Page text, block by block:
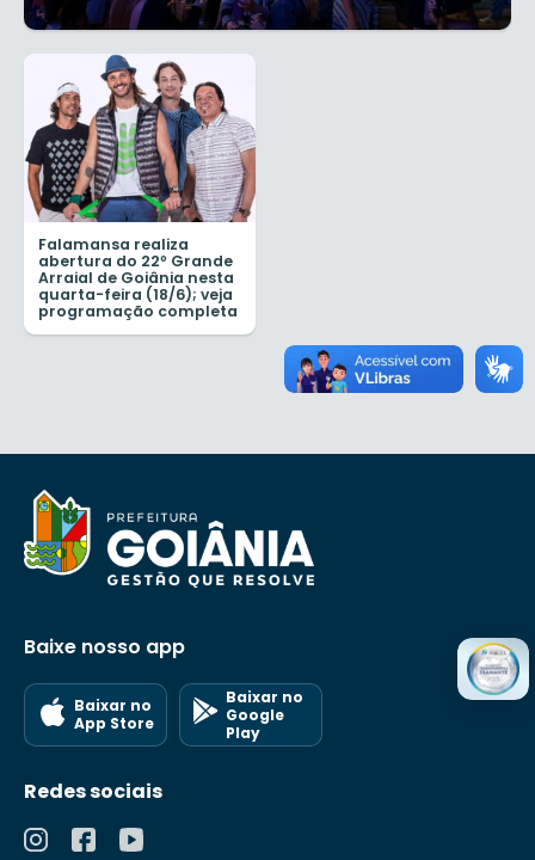
Falamansa realiza
abertura do 22º Grande
Arraial de Goiânia nesta
quarta-feira (18/6); veja
programação completa
Baixe nosso app
Baixar no
App Store
Baixar no
Google
Play
Redes sociais